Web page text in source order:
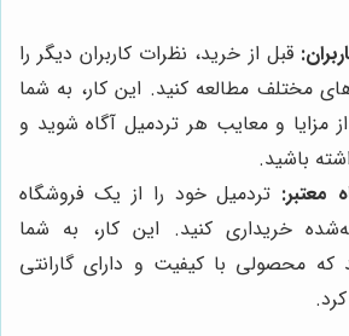
قبل از خرید، نظرات کاربران دیگر را
مختلف مطالعه کنید. این کار، به شما
مزایا و معایب هر تردمیل آگاه شوید و
باشید.
معتبر: تردمیل خود را از یک فروشگاه
خریداری کنید. این کار، به شما
که محصولی با کیفیت و دارای گارانتی